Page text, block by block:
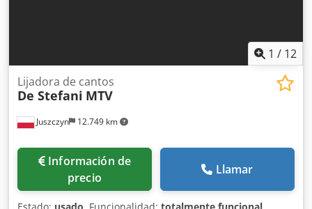
1 / 12
Juszczyn 12.749 km
Lijadora de cantos
De Stefani MTV
Información de
precio
Llamar